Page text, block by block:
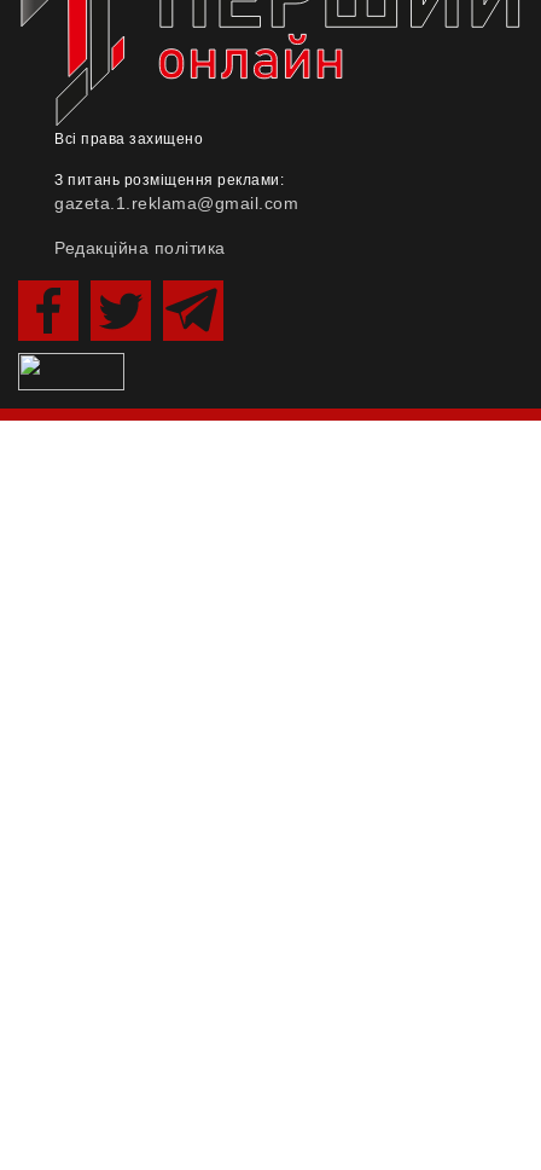
Всі права захищено
З питань розміщення реклами:
gazeta.1.reklama@gmail.com
Редакційна політика